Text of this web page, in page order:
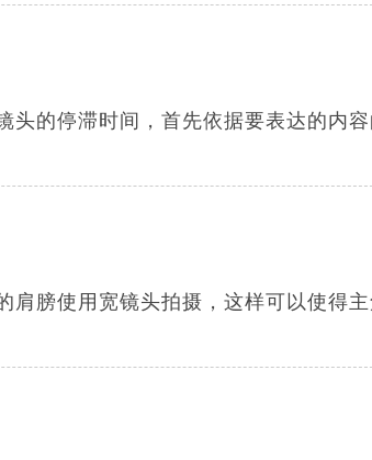
头的停滞时间，首先依据要表达的内
肩膀使用宽镜头拍摄，这样可以使得